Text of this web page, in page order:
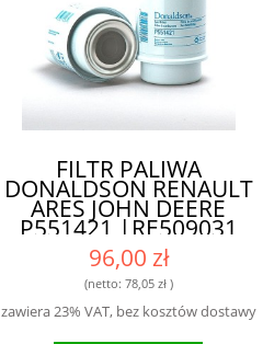
FILTR PALIWA
DONALDSON RENAULT
ARES JOHN DEERE
P551421 |RE509031
6005028977| - WYSOKIEJ
KLASY FILTR DLA
ROLNIKÓW I
MECHANIKÓW
96,00 zł
(netto: 78,05 zł)
zawiera 23% VAT, bez kosztów dostawy